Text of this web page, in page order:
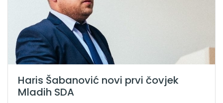
Haris Šabanović novi prvi čovjek
Mladih SDA